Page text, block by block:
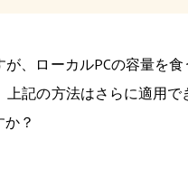
、ローカルPCの容量を
記の方法はさらに適用
？